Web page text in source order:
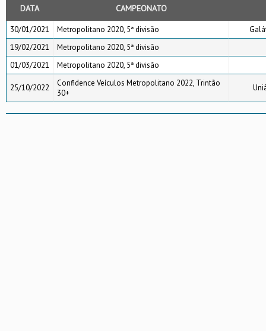
DATA CAMPEONATO
30/01/2021 Metropolitano 2020, 5ª divisão
19/02/2021
Metropolitano 2020, 5ª divisão
01/03/2021
Metropolitano 2020, 5ª divisão
25/10/2022
Confidence Veículos Metropolitano 2022, Trintão
30+